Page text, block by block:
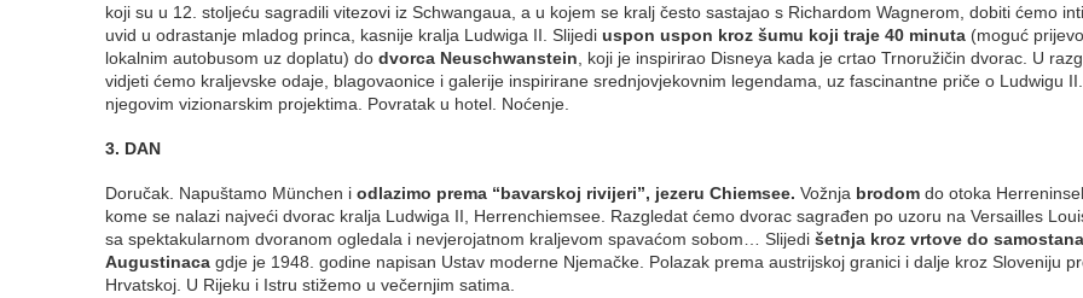
koji su u 12. stoljeću sagradili vitezovi iz Schwangaua, a u kojem se kralj često sastajao s Richardom Wagnerom, dobiti ćemo
uvid u odrastanje mladog princa, kasnije kralja Ludwiga II. Slijedi uspon uspon kroz šumu koji traje 40 minuta (moguć
lokalnim autobusom uz doplatu) do dvorca Neuschwanstein , koji je inspirirao Disneya kada je crtao Trnoružičin dvorac. U
vidjeti ćemo kraljevske odaje, blagovaonice i galerije inspirirane srednjovjekovnim legendama, uz fascinantne priče o Ludwigu
njegovim vizionarskim projektima. Povratak u hotel. Noćenje.
3. DAN
Doručak. Napuštamo München i odlazimo prema “bavarskoj rivijeri”, jezeru Chiemsee. Vožnja brodom do otoka
kome se nalazi najveći dvorac kralja Ludwiga II, Herrenchiemsee. Razgledat ćemo dvorac sagrađen po uzoru na Versailles
sa spektakularnom dvoranom ogledala i nevjerojatnom kraljevom spavaćom sobom… Slijedi šetnja kroz vrtove do samostana
Augustinaca gdje je 1948. godine napisan Ustav moderne Njemačke. Polazak prema austrijskoj granici i dalje kroz Sloveniju
Hrvatskoj. U Rijeku i Istru stižemo u večernjim satima.